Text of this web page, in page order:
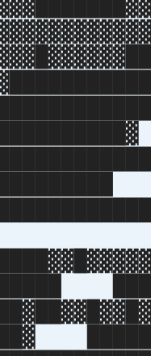
███
█████